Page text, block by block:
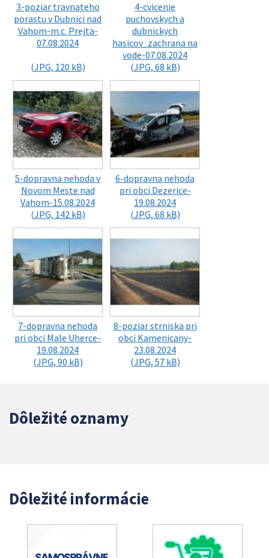
3-poziar travnateho
porastu v Dubnici nad
Vahom-m.c. Prejta-
07.08.2024
(JPG, 120 kB)
4-cvicenie
puchovskych a
dubnickych
hasicov_zachrana na
vode-07.08.2024
(JPG, 68 kB)
5-dopravna nehoda v
Novom Meste nad
Vahom-15.08.2024
(JPG, 142 kB)
6-dopravna nehoda
pri obci Dezerice-
19.08.2024
(JPG, 68 kB)
7-dopravna nehoda
pri obci Male Uherce-
19.08.2024
(JPG, 90 kB)
8-poziar strniska pri
obci Kamenicany-
23.08.2024
(JPG, 57 kB)
Dôležité oznamy
Dôležité informácie